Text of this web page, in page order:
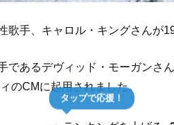
歌手、キャロル・キングさんが
であるデヴィッド・モーガンさ
のCMに起用されました。
タップで応援！